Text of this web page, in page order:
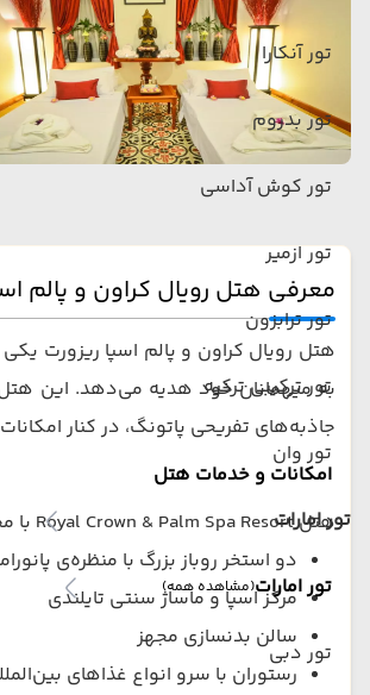
تور آنکارا
تور بدروم
تور کوش آداسی
تور ازمیر
تور ترابزون
تور ترکیبی ترکیه
تور وان
تور امارات
تور امارات(مشاهده همه)
تور دبی
معرفی هتل رویال کراون و پالم
هتل رویال کراون و پالم اسپا ریزورت
به میهمانان خود هدیه می‌دهد. این هتل
جاذبه‌های تفریحی پاتونگ، در کنار
امکانات و خدمات هتل
هتل Royal Crown & Palm Spa Resort با محیطی آرام و سرسبز، خدماتی باکیفیت و امکانات متنوعی ارائه می‌دهد، از جمله:
دو استخر روباز بزرگ با منظره‌ی
مرکز اسپا و ماساژ سنتی تایلندی
سالن بدنسازی مجهز
رستوران با سرو انواع غذاهای